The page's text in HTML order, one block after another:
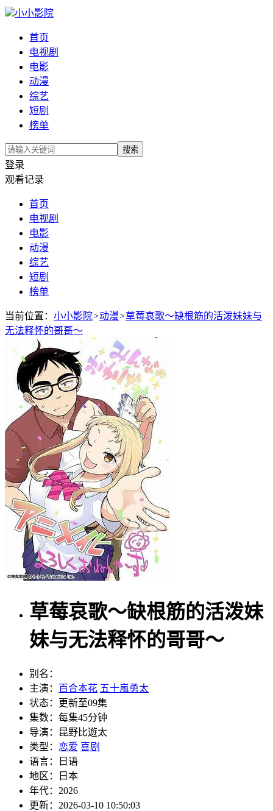
小小影院
首页
电视剧
电影
动漫
综艺
短剧
榜单
搜索
登录
观看记录
首页
电视剧
电影
动漫
综艺
短剧
榜单
当前位置： 小小影院>动漫>草莓哀歌～缺根筋的活泼妹妹与
无法释怀的哥哥～
草莓哀歌～缺根筋的活泼妹
妹与无法释怀的哥哥～
别名：
主演： 百合本花 五十嵐勇太
状态：
更新至09集
集数： 每集45分钟
导演：
昆野比遊太
类型： 恋爱 喜剧
语言：
日语
地区：
日本
年代： 2026
更新： 2026-03-10 10:50:03